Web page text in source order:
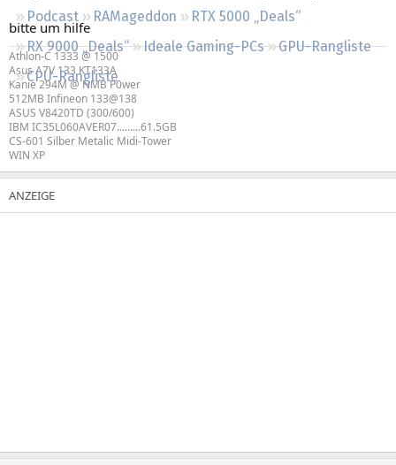
Podcast RAMageddon
RTX 5000 „Deals“
RX 9000 „Deals“
Ideale Gaming-PCs
GPU-Rangliste
CPU-Rangliste
bitte um hilfe
Athlon-C 1333 @ 1500
Asus A7V 133 KT133A
Kanie 294M @ NMB P0wer
512MB Infineon 133@138
ASUS V8420TD (300/600)
IBM IC35L060AVER07.........61.5GB
CS-601 Silber Metalic Midi-Tower
WIN XP